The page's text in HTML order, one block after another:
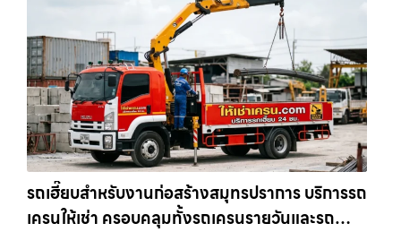
รถเฮี๊ยบสำหรับงานก่อสร้างสมุทรปราการ บริการรถ
เครนให้เช่า ครอบคลุมทั้งรถเครนรายวันและรถ